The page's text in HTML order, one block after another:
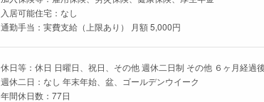
入居可能住宅：なし
通勤手当：実費支給（上限あり） 月額 5,000円
休日等：休日 日曜日、祝日、その他 週休二日制 その他 ６ヶ月経過
週休二日：なし 年末年始、盆、ゴールデンウイーク
年間休日数：77日